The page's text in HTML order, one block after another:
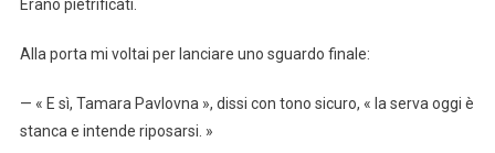
Erano pietrificati.
Alla porta mi voltai per lanciare uno sguardo finale:
— « E sì, Tamara Pavlovna », dissi con tono sicuro, « la serva oggi è
stanca e intende riposarsi. »